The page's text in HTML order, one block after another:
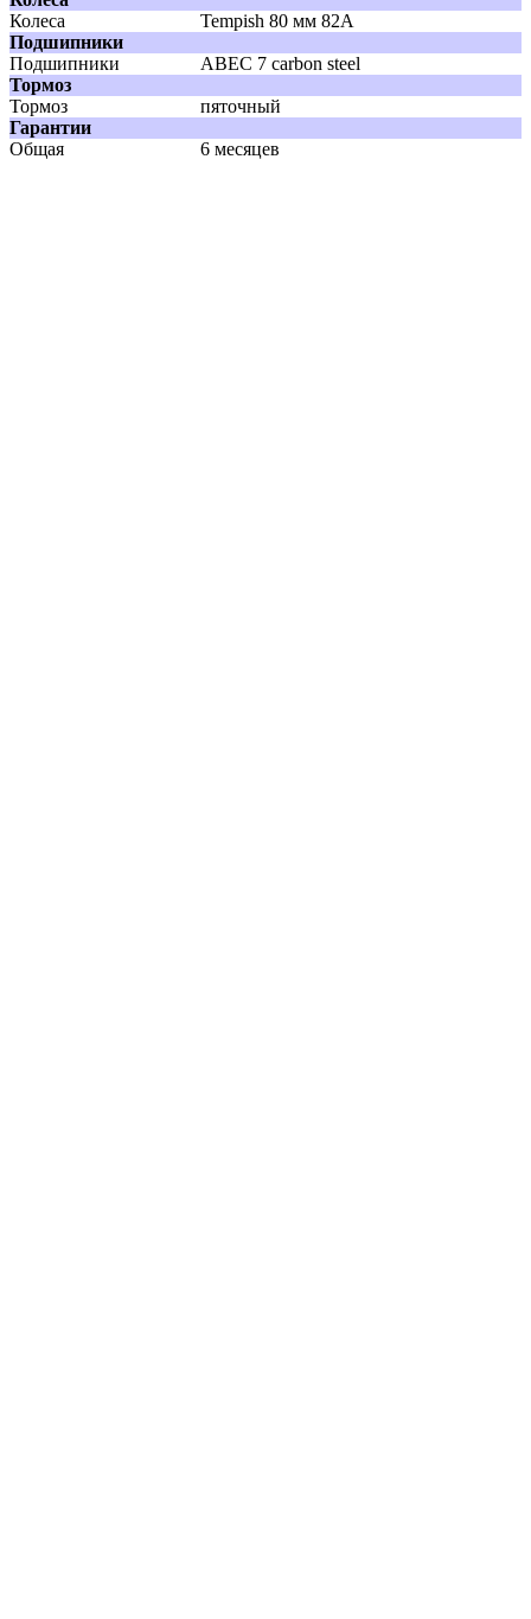
Колеса
Tempish 80 мм 82A
Подшипники
Подшипники
АВЕС 7 carbon steel
Тормоз
Тормоз
пяточный
Гарантии
Общая
6 месяцев